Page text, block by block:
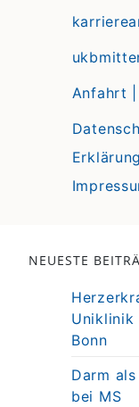
Anfahrt
NEUESTE
Uniklinik
Bonn
Darm
bei MS